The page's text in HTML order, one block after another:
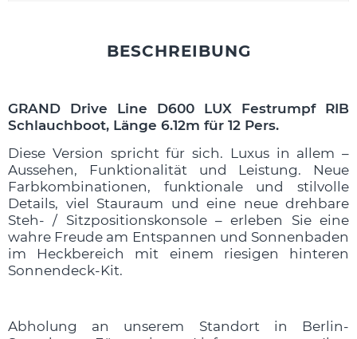
BESCHREIBUNG
GRAND Drive Line D600 LUX Festrumpf RIB
Schlauchboot, Länge 6.12m für 12 Pers.
Diese Version spricht für sich. Luxus in allem –
Aussehen, Funktionalität und Leistung. Neue
Farbkombinationen, funktionale und stilvolle
Details, viel Stauraum und eine neue drehbare
Steh- / Sitzpositionskonsole – erleben Sie eine
wahre Freude am Entspannen und Sonnenbaden
im Heckbereich mit einem riesigen hinteren
Sonnendeck-Kit.
Abholung an unserem Standort in Berlin-